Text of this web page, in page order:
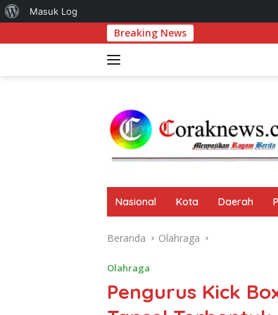
Tentang
Masuk Log
ke
Breaking News
Nasional Kota Daerah
Beranda Olahraga
Olahraga
Pengurus Kick